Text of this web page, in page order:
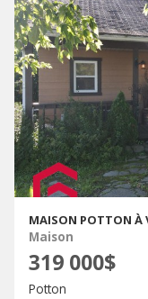
MAISON POTTON À
Maison
319 000$
Potton